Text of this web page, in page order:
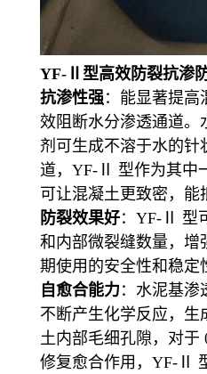
YF-Ⅱ型高效防裂抗渗
抗渗性强 ：能显著提高
效阻断水分渗透通道。
剂可生成不溶于水的针
道，YF-Ⅱ 型作为其中
可让混凝土更致密，能
防裂效果好：YF-Ⅱ 型
和内部微裂缝数量，增
期使用的安全性和稳定
自愈合能力 ：水泥基渗
不断产生化学反应，生
土内部毛细孔隙，对于
修复愈合作用，YF-Ⅱ